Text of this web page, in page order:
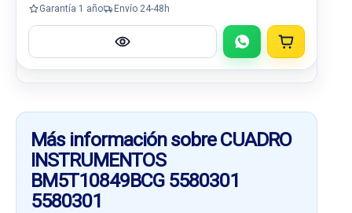
Garantía 1 año Envío 24-48h
Más información sobre CUADRO
INSTRUMENTOS
BM5T10849BCG 5580301
5580301